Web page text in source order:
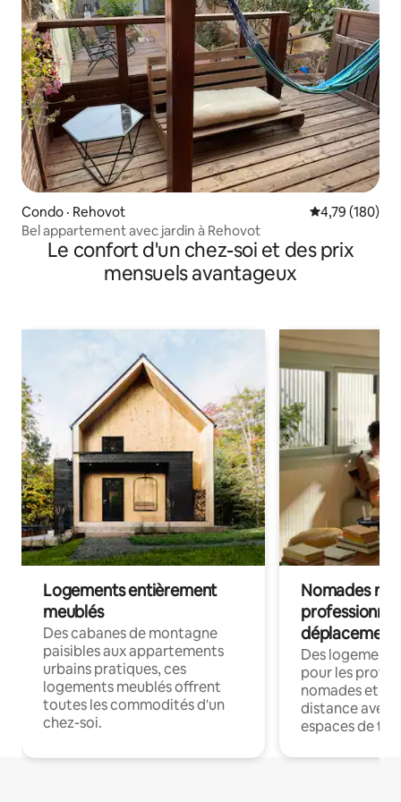
Condo · Rehovot Note
4,79 (180)
Bel appartement avec jardin à Rehovot
Le confort d'un chez-soi et des prix
mensuels avantageux
Logements entièrement
meublés
Des cabanes de montagne
paisibles aux appartements
urbains pratiques, ces
logements meublés offrent
toutes les commodités d'un
chez-soi.
Nomades
déplacement
Des
pour les
nomades et
distance avec
espaces de